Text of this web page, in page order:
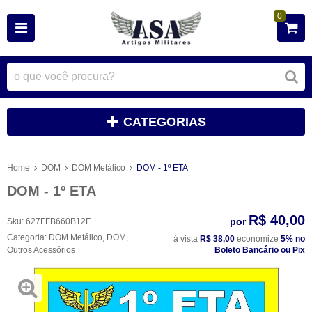
0
CATEGORIAS
Home DOM DOM Metálico DOM - 1º ETA
DOM - 1º ETA
Sku: 627FFB660B12F
Categoria: DOM Metálico DOM
Outros Acessórios
por R$ 40,00
à vista R$ 38,00 economize 5% no
Boleto Bancário ou Pix